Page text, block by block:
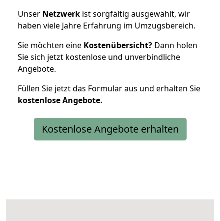
Unser Netzwerk ist sorgfältig ausgewählt, wir
haben viele Jahre Erfahrung im Umzugsbereich.
Sie möchten eine Kostenübersicht? Dann holen
Sie sich jetzt kostenlose und unverbindliche
Angebote.
Füllen Sie jetzt das Formular aus und erhalten Sie
kostenloseAngebote.
Kostenlose Angebote erhalten